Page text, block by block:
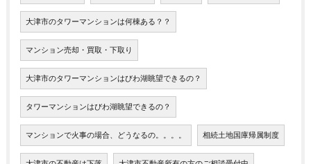
大津市のタワーマンションは何棟ある？？
マンション売却・買取・下取り
大津市のタワーマンションはびわ湖眺望できるの？
タワーマンションはびわ湖眺望できるの？
マンションで火事の場合、どうなるの。。。。 相続土地国庫帰属制度